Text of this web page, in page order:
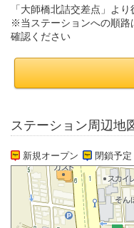
「大師橋北詰交差点」より
※当ステーションへの順路
確認ください
ステーション周辺地
新規オープン 閉鎖予定